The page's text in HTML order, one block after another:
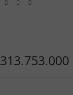
313.753.000